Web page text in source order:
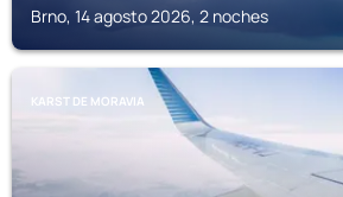
Brno, 14 agosto 2026, 2 noches
KARST DE MORAVIA